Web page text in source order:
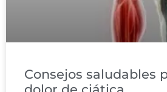
Consejos saludables